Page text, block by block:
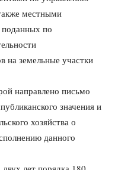
местными
поданных по
на земельные участки
направлено письмо
значения и
хозяйства о
данного